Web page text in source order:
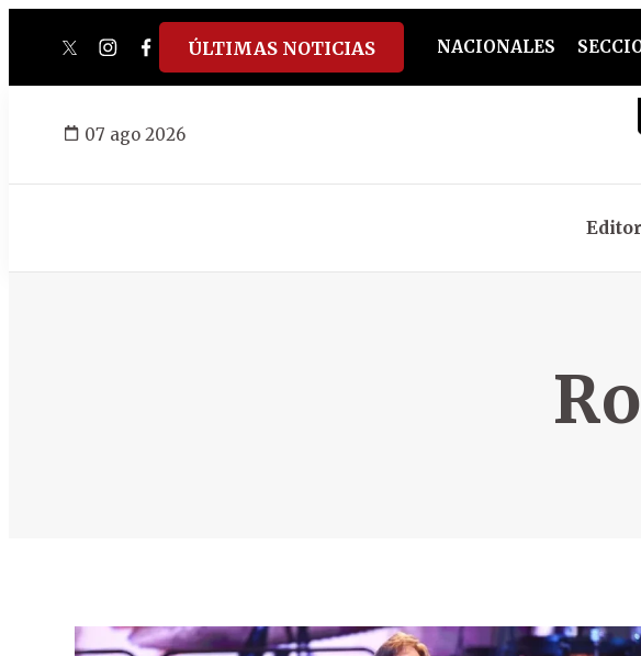
twitterinstagram
facebook
tiktokyoutube
spotify
ÚLTIMAS NOTICIAS NACIONALES
07 ago 2026